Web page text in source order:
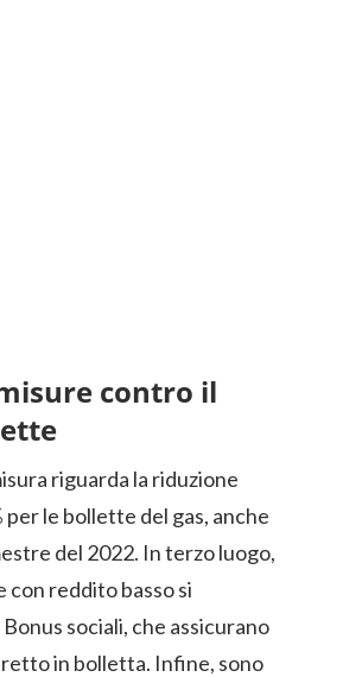
contro il
riguarda la riduzione
per le bollette del gas, anche
del 2022. In terzo luogo,
con reddito basso si
sociali, che assicurano
in bolletta. Infine, sono